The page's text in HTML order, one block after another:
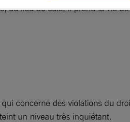
lieu de cale, il prend la vie
concerne des violations du
un niveau très inquiétant.